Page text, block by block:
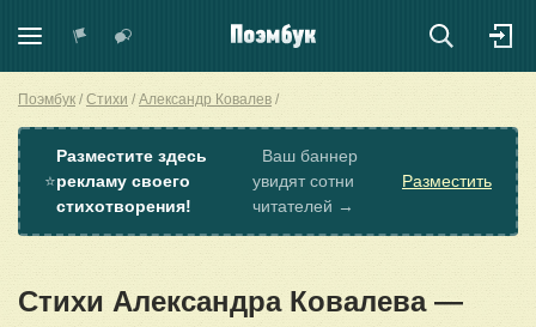
Поэмбук Стихи Александр Ковалев
⭐
Разместите здесь
рекламу своего
стихотворения!
Ваш баннер
увидят сотни
читателей →
Разместить
Стихи Александра Ковалева —